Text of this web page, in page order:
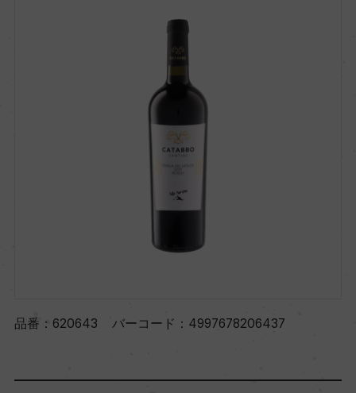
品番： 620643 バーコード： 4997678206437